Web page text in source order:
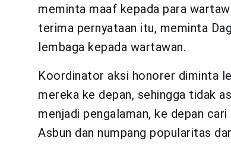
meminta maaf kepada para
terima pernyataan itu, meminta
lembaga kepada wartawan.
Koordinator aksi honorer diminta
mereka ke depan, sehingga tidak
menjadi pengalaman, ke depan
Asbun dan numpang popularitas